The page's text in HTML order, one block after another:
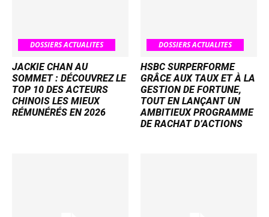
DOSSIERS ACTUALITES
JACKIE CHAN AU
SOMMET : DÉCOUVREZ LE
TOP 10 DES ACTEURS
CHINOIS LES MIEUX
RÉMUNÉRÉS EN 2026
DOSSIERS ACTUALITES
HSBC SURPERFORME
GRÂCE AUX TAUX ET À LA
GESTION DE FORTUNE,
TOUT EN LANÇANT UN
AMBITIEUX PROGRAMME
DE RACHAT D’ACTIONS